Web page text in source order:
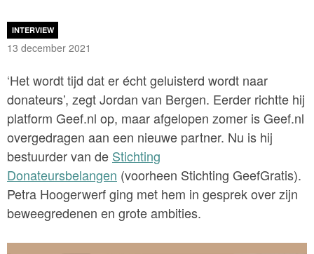
INTERVIEW
13 december 2021
‘Het wordt tijd dat er écht geluisterd wordt naar
donateurs’, zegt Jordan van Bergen. Eerder richtte hij
platform Geef.nl op, maar afgelopen zomer is Geef.nl
overgedragen aan een nieuwe partner. Nu is hij
bestuurder van de Stichting
Donateursbelangen (voorheen Stichting GeefGratis).
Petra Hoogerwerf ging met hem in gesprek over zijn
beweegredenen en grote ambities.